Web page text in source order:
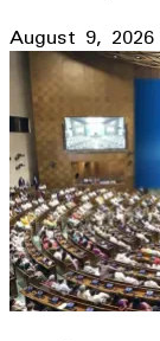
August 9, 2026